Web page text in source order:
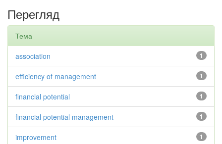
Перегляд
Тема
1
association
1
efficiency of management
1
financial potential
1
financial potential management
1
improvement